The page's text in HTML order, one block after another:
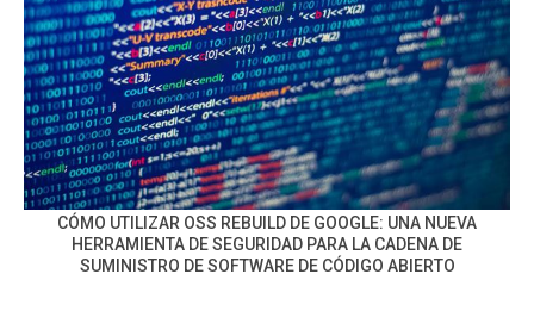
CÓMO UTILIZAR OSS REBUILD DE GOOGLE: UNA NUEVA
HERRAMIENTA DE SEGURIDAD PARA LA CADENA DE
SUMINISTRO DE SOFTWARE DE CÓDIGO ABIERTO